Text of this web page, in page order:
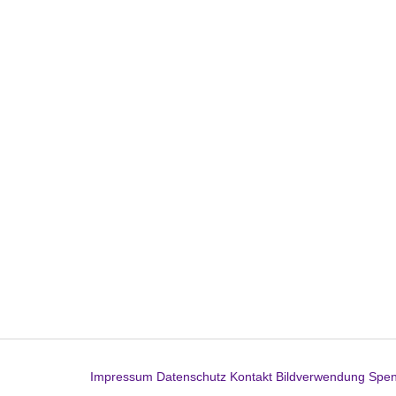
Impressum Datenschutz Kontakt Bildverwendung